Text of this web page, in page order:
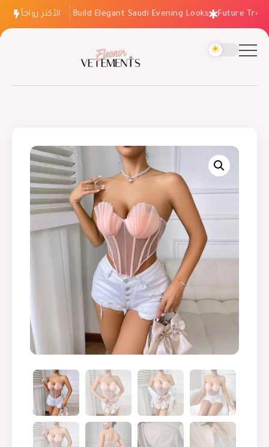
الأكثر رواجاً
How to Build Elegant Saudi Evening Looks Future